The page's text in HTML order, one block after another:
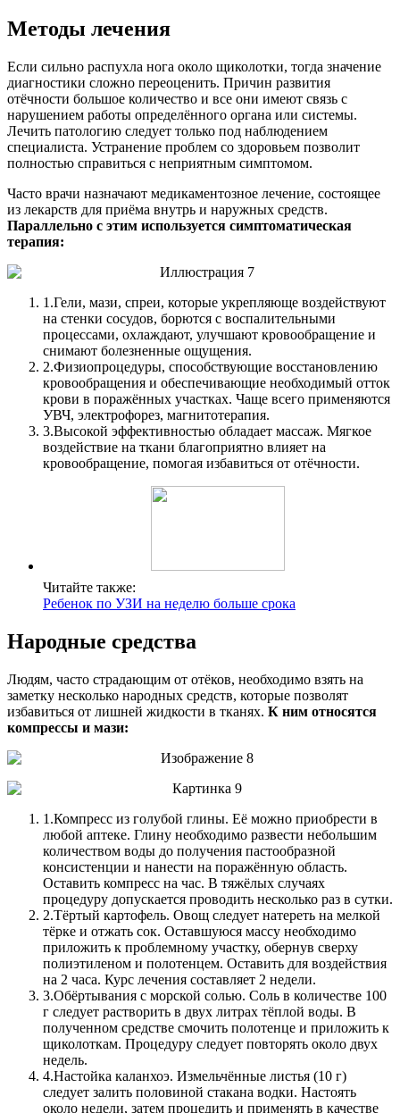
Методы лечения
Если сильно распухла нога около щиколотки, тогда значение
диагностики сложно переоценить. Причин развития
отёчности большое количество и все они имеют связь с
нарушением работы определённого органа или системы.
Лечить патологию следует только под наблюдением
специалиста. Устранение проблем со здоровьем позволит
полностью справиться с неприятным симптомом.
Часто врачи назначают медикаментозное лечение, состоящее
из лекарств для приёма внутрь и наружных средств.
Параллельно с этим используется симптоматическая
терапия:
1.Гели, мази, спреи, которые укрепляюще воздействуют
на стенки сосудов, борются с воспалительными
процессами, охлаждают, улучшают кровообращение и
снимают болезненные ощущения.
2.Физиопроцедуры, способствующие восстановлению
кровообращения и обеспечивающие необходимый отток
крови в поражённых участках. Чаще всего применяются
УВЧ, электрофорез, магнитотерапия.
3.Высокой эффективностью обладает массаж. Мягкое
воздействие на ткани благоприятно влияет на
кровообращение, помогая избавиться от отёчности.
Читайте также:
Ребенок по УЗИ на неделю больше срока
Народные средства
Людям, часто страдающим от отёков, необходимо взять на
заметку несколько народных средств, которые позволят
избавиться от лишней жидкости в тканях. К ним относятся
компрессы и мази:
1.Компресс из голубой глины. Её можно приобрести в
любой аптеке. Глину необходимо развести небольшим
количеством воды до получения пастообразной
консистенции и нанести на поражённую область.
Оставить компресс на час. В тяжёлых случаях
процедуру допускается проводить несколько раз в сутки.
2.Тёртый картофель. Овощ следует натереть на мелкой
тёрке и отжать сок. Оставшуюся массу необходимо
приложить к проблемному участку, обернув сверху
полиэтиленом и полотенцем. Оставить для воздействия
на 2 часа. Курс лечения составляет 2 недели.
3.Обёртывания с морской солью. Соль в количестве 100
г следует растворить в двух литрах тёплой воды. В
полученном средстве смочить полотенце и приложить к
щиколоткам. Процедуру следует повторять около двух
недель.
4.Настойка каланхоэ. Измельчённые листья (10 г)
следует залить половиной стакана водки. Настоять
около недели, затем процедить и применять в качестве